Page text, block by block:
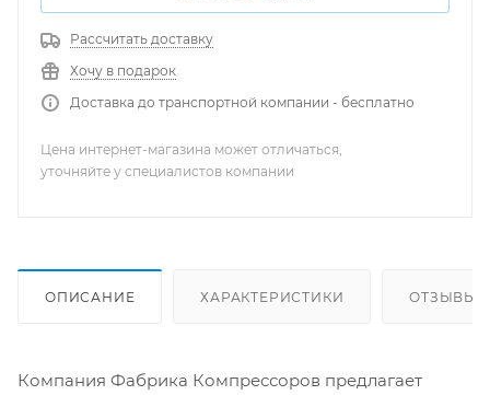
Рассчитать доставку
Хочу в подарок
Доставка до транспортной компании - бесплатно
Цена интернет-магазина может отличаться,
уточняйте у специалистов компании
ОПИСАНИЕ ХАРАКТЕРИСТИКИ ОТЗЫВЫ
Компания Фабрика Компрессоров предлагает